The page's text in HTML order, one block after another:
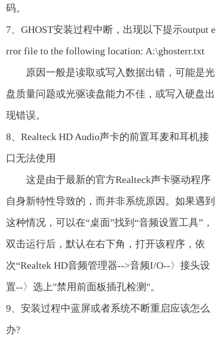
码。
7、GHOST安装过程中断，出现以下提示output e
rror file to the following location: A:\ghosterr.txt
原因一般是读取或写入数据出错，可能是光
盘质量问题或光驱读盘能力不佳，或写入硬盘出
现错误。
8、Realteck HD Audio声卡的前置耳麦和耳机接
口无法使用
这是由于最新的官方Realteck声卡驱动程序
自身新特性导致的，而并非系统原因。如果遇到
这种情况，可以在“桌面”找到“音频设置工具”，
双击运行后，默认在右下角，打开该程序，依
次“Realtek HD音频管理器-->音频I/O--〉接头设
置--〉选上"禁用前面板插孔检测"。
9、安装过程中蓝屏或者系统不断重启应该怎么
办?